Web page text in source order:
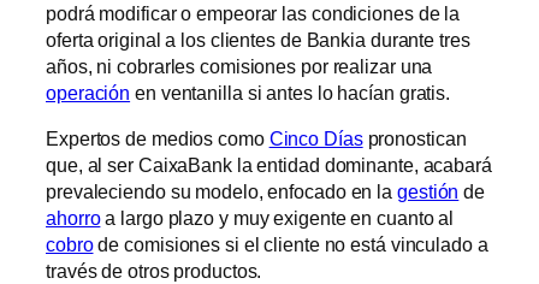
podrá modificar o empeorar las condiciones de la
oferta original a los clientes de Bankia durante tres
años, ni cobrarles comisiones por realizar una
operación en ventanilla si antes lo hacían gratis.
Expertos de medios como Cinco Díaspronostican
que, al ser CaixaBank la entidad dominante, acabará
prevaleciendo su modelo, enfocado en la gestión de
ahorroa largo plazo y muy exigente en cuanto al
cobrode comisiones si el cliente no está vinculado a
través de otros productos.